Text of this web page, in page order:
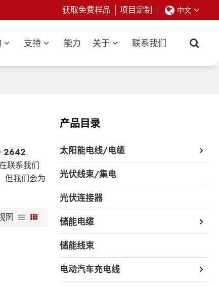
获取免费样品 项目定制 中文
支持 能力 关于 联系我们
2642
联系我们
但我们会为
图
产品目录
太阳能电线/电缆
光伏线束/集电
光伏连接器
储能电缆
储能线束
电动汽车充电线